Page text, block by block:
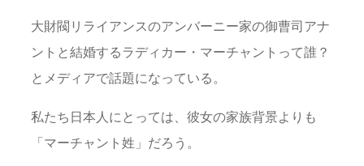
大財閥リライアンスのアンバーニー家の御曹司アナ
ントと結婚するラディカー・マーチャントって誰？
とメディアで話題になっている。
私たち日本人にとっては、彼女の家族背景よりも
「マーチャント姓」だろう。